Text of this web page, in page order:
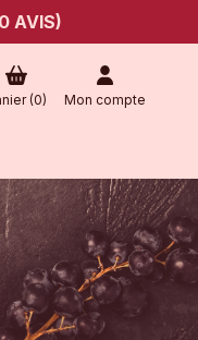
AVIS)
(0) Mon compte